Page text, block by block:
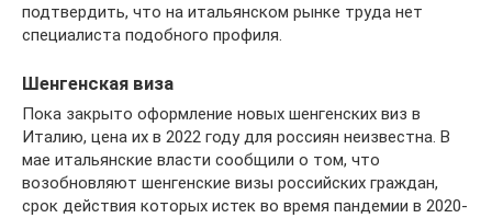
подтвердить, что на итальянском рынке труда нет
специалиста подобного профиля.
Шенгенская виза
Пока закрыто оформление новых шенгенских виз в
Италию, цена их в 2022 году для россиян неизвестна. В
мае итальянские власти сообщили о том, что
возобновляют шенгенские визы российских граждан,
срок действия которых истек во время пандемии в 2020-